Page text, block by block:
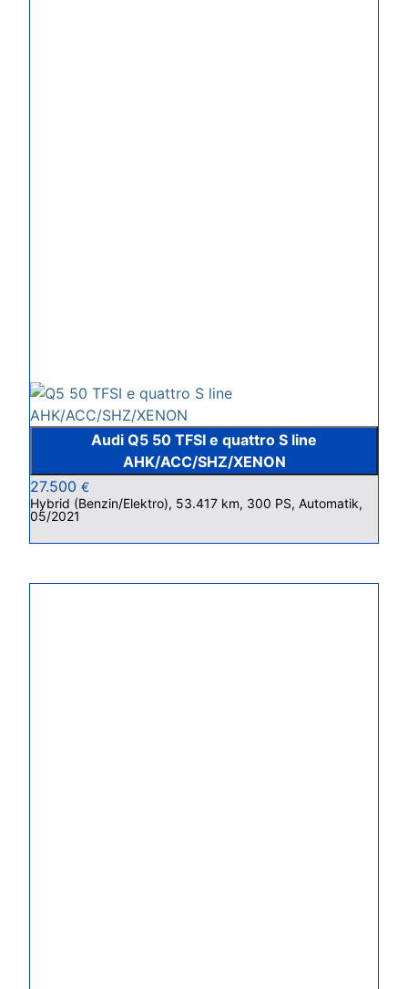
Audi Q5 50 TFSI e quattro S line
AHK/ACC/SHZ/XENON
27.500 €
Hybrid (Benzin/Elektro), 53.417 km, 300 PS, Automatik,
05/2021